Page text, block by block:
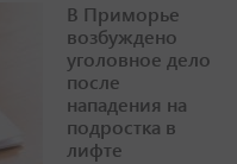
В Приморье
возбуждено
уголовное дело
после
нападения на
подростка в
лифте